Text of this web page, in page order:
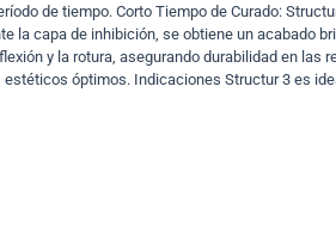
de tiempo. Corto Tiempo de Curado:
capa de inhibición, se obtiene un acabado
y la rotura, asegurando durabilidad en las
óptimos. Indicaciones Structur 3 es